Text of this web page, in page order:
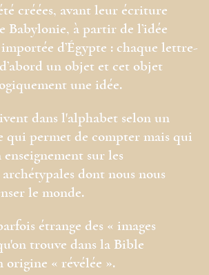
créées, avant leur écriture
Babylonie, à partir de l’idée
d’Égypte : chaque lettre-
un objet et cet objet
une idée.
dans l'alphabet selon un
qui permet de compter mais qui
sur les
dont nous nous
le monde.
étrange des « images
trouve dans la Bible
origine « révélée ».